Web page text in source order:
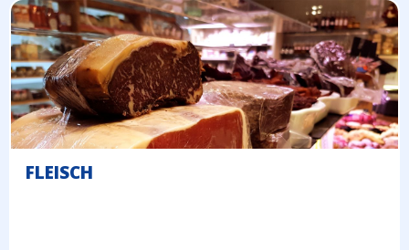
FLEISCH